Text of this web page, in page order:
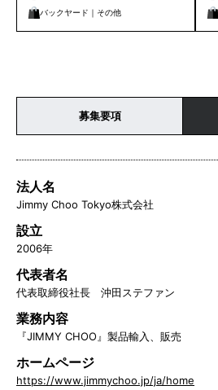
バックヤード｜その他
募集要項
法人名
Jimmy Choo Tokyo株式会社
設立
2006年
代表者名
代表取締役社長 沖田ステファン
業務内容
『JIMMY CHOO』製品輸入、販売
ホームページ
https://www.jimmychoo.jp/ja/home